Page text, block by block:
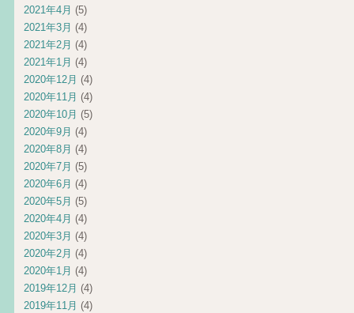
2021年4月 (5)
2021年3月 (4)
2021年2月 (4)
2021年1月 (4)
2020年12月 (4)
2020年11月 (4)
2020年10月 (5)
2020年9月 (4)
2020年8月 (4)
2020年7月 (5)
2020年6月 (4)
2020年5月 (5)
2020年4月 (4)
2020年3月 (4)
2020年2月 (4)
2020年1月 (4)
2019年12月 (4)
2019年11月 (4)